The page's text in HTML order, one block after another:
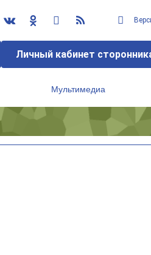
Личный кабинет
Мультимедиа